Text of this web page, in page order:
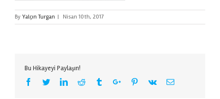
By Yalçın Turgan | Nisan 10th, 2017
Bu Hikayeyi Paylaşın!
Facebook
TwitterLinkedinReddit TumblrGoogle+Pinterest
Vk Email